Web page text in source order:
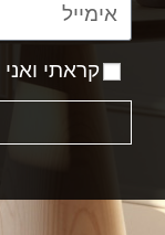
קראתי